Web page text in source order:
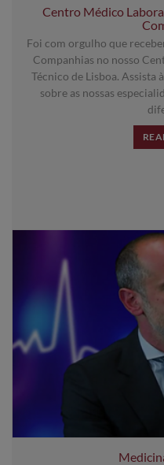
Centro Médico
Foi com orgulho que
Companhias no nosso
Técnico de Lisboa. Assista
sobre as nossas